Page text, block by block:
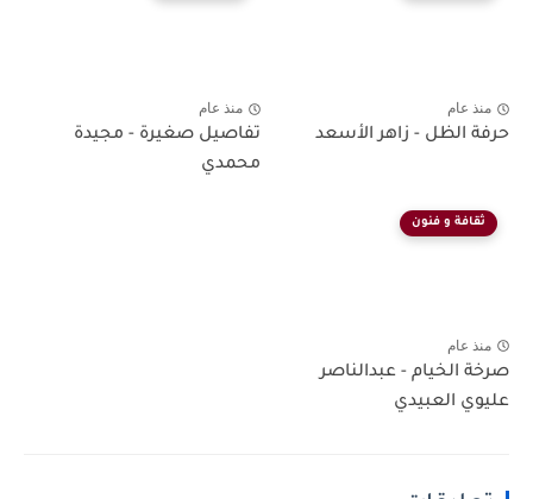
منذ عام
حرفة الظل - زاهر الأسعد
منذ عام
تفاصيل صغيرة - مجيدة
محمدي
ثقافة و فنون
منذ عام
صرخة الخيام - عبدالناصر
عليوي العبيدي